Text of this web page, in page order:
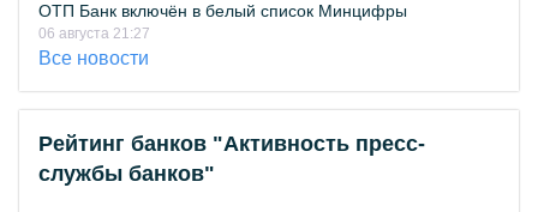
ОТП Банк включён в белый список Минцифры
06 августа 21:27
Все новости
Рейтинг банков "Активность пресс-
службы банков"